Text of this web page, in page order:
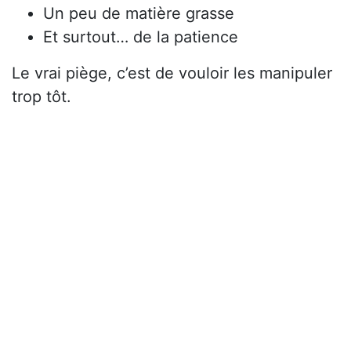
Un peu de matière grasse
Et surtout… de la patience
Le vrai piège, c’est de vouloir les manipuler
trop tôt.